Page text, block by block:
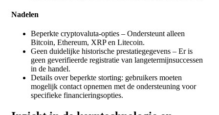
Nadelen
Beperkte cryptovaluta-opties – Ondersteunt alleen
Bitcoin, Ethereum, XRP en Litecoin.
Geen duidelijke historische prestatiegegevens – Er is
geen geverifieerde registratie van langetermijnsuccessen
in de handel.
Details over beperkte storting: gebruikers moeten
mogelijk contact opnemen met de ondersteuning voor
specifieke financieringsopties.